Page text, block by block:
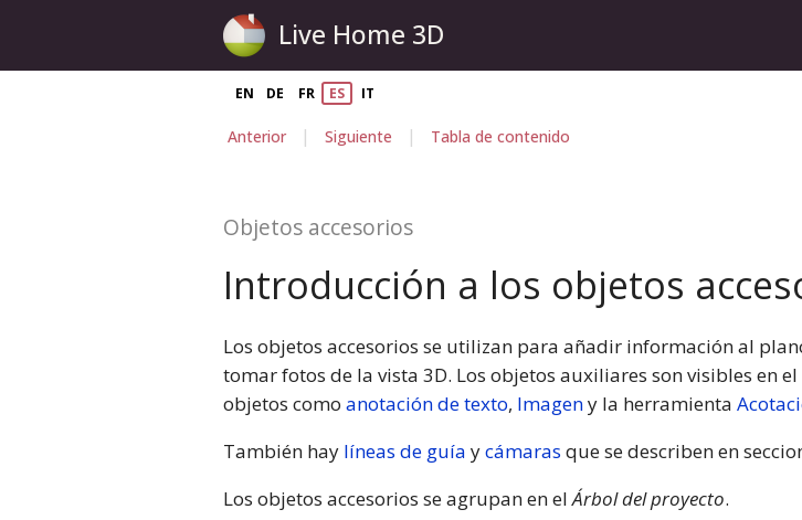
Live Home 3D
EN DE FR ES IT
Anterior | Siguiente | Tabla de contenido
Objetos accesorios
Introducción a los objetos
Los objetos accesorios se utilizan para añadir información al
tomar fotos de la vista 3D. Los objetos auxiliares son visibles en
objetos como anotación de texto, Imageny la herramienta
También hay líneas de guía ycámaras que se describen en
Los objetos accesorios se agrupan en elÁrbol del proyecto.